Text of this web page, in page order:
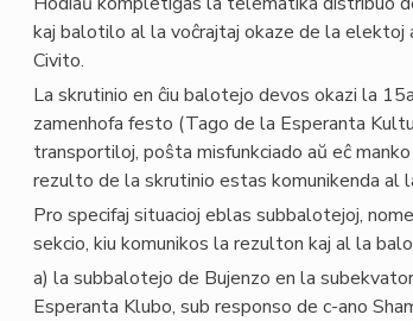
kaj balotilo al la voĉrajtaj okaze de la elektoj
Civito.
La skrutinio en ĉiu balotejo devos okazi la
zamenhofa festo (Tago de la Esperanta
transportiloj, poŝta misfunkciado aŭ eĉ
rezulto de la skrutinio estas komunikenda al
Pro specifaj situacioj eblas subbalotejoj,
sekcio, kiu komunikos la rezulton kaj al la
a) la subbalotejo de Bujenzo en la
Esperanta Klubo, sub responso de c-ano